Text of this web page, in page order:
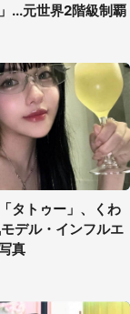
...元世界2階級制覇
タトゥー」、くわ
デル・インフルエ
真